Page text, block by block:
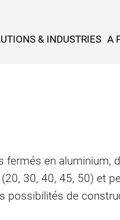
& INDUSTRIES A
en
30, 40, 45, 50) et
possibilités de